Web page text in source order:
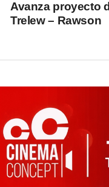
Avanza proyecto
Trelew – Rawson